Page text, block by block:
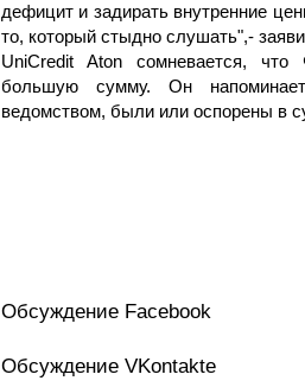
дефицит и задирать внутренние
то, который стыдно слушать",-
UniCredit Aton сомневается,
большую сумму. Он
ведомством, были или оспорены в
Обсуждение Facebook
Обсуждение VKontakte